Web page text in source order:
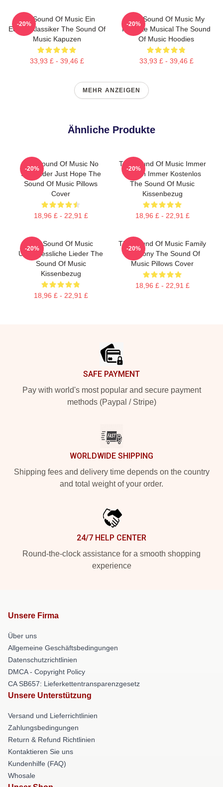
The Sound Of Music Ein
Echter Klassiker The Sound Of
Music Kapuzen
33,93 £ - 39,46 £
-20%
The Sound Of Music My
Favorite Musical The Sound
Of Music Hoodies
33,93 £ - 39,46 £
-20%
MEHR ANZEIGEN
Ähnliche Produkte
The Sound Of Music No
Surrender Just Hope The
Sound Of Music Pillows
Cover
18,96 £ - 22,91 £
-20%
The Sound Of Music Immer
Singen Immer Kostenlos
The Sound Of Music
Kissenbezug
18,96 £ - 22,91 £
-20%
The Sound Of Music
Unvergessliche Lieder The
Sound Of Music
Kissenbezug
18,96 £ - 22,91 £
-20%
The Sound Of Music Family
Harmony The Sound Of
Music Pillows Cover
18,96 £ - 22,91 £
-20%
SAFE PAYMENT
Pay with world's most popular and secure payment
methods (Paypal / Stripe)
WORLDWIDE SHIPPING
Shipping fees and delivery time depends on the country
and total weight of your order.
24/7 HELP CENTER
Round-the-clock assistance for a smooth shopping
experience
Unsere Firma
Über uns
Allgemeine Geschäftsbedingungen
Datenschutzrichtlinien
DMCA - Copyright Policy
CA SB657: Lieferkettentransparenzgesetz
Unsere Unterstützung
Versand und Lieferrichtlinien
Zahlungsbedingungen
Return & Refund Richtlinien
Kontaktieren Sie uns
Kundenhilfe (FAQ)
Whosale